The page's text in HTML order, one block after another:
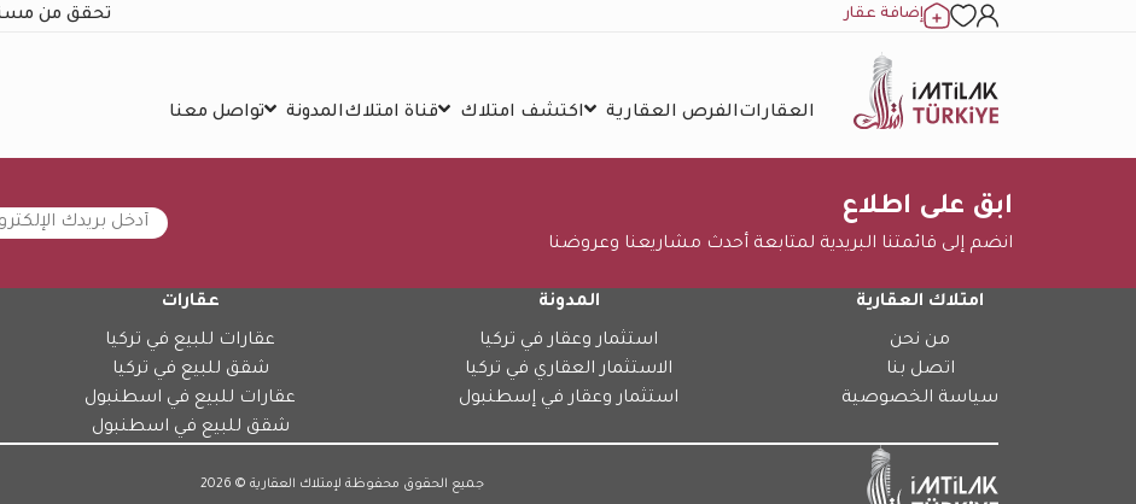
إضافة عقار تحقق من
العقاراتالفرص العقارية اكتشف امتلاك قناة امتلاكالمدونة تواصل معنا
ابق على اطلاع
انضم إلى قائمتنا البريدية لمتابعة أحدث مشاريعنا وعروضنا
امتلاك العقارية
من نحن
اتصل بنا
سياسة الخصوصية
المدونة
استثمار وعقار في تركيا
الاستثمار العقاري في تركيا
استثمار وعقار في إسطنبول
عقارات
عقارات للبيع في تركيا
شقق للبيع في تركيا
عقارات للبيع في اسطنبول
شقق للبيع في اسطنبول
جميع الحقوق محفوظة لإمتلاك العقارية © 2026